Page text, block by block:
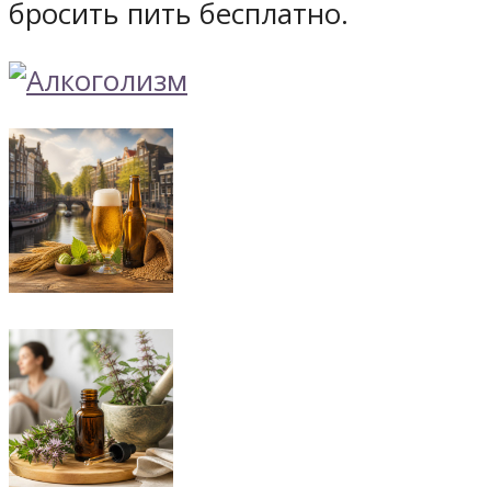
бросить пить бесплатно.